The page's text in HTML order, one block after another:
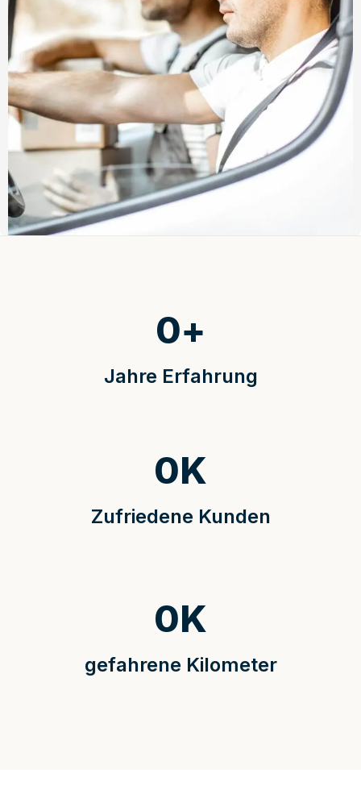
Jahre Erfahrung
0+
Zufriedene Kunden
0K
gefahrene Kilometer
0K